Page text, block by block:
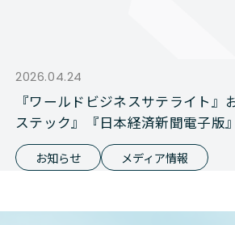
2026.04.24
『ワールドビジネスサテライト』
ステック』『日本経済新聞電子版
事との資本業務提携が報じられまし
お知らせ メディア情報